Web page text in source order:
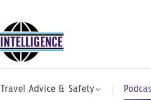
Travel Advice & Safety